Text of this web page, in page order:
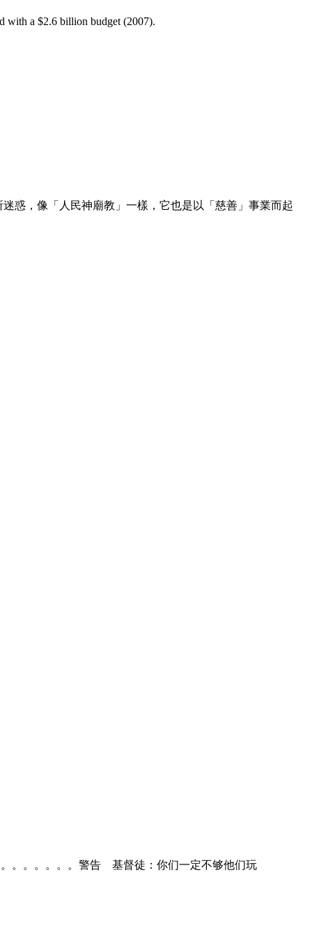
with a $2.6 billion budget (2007).
惑，像「人民神廟教」一樣，它也是以「慈善」事業而起
。。。。。。。警告 基督徒：你们一定不够他们玩